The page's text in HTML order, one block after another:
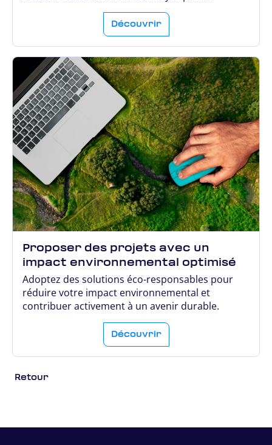
Découvrir
Proposer des projets avec un
impact environnemental optimisé
Adoptez des solutions éco-responsables pour
réduire votre impact environnemental et
contribuer activement à un avenir durable.
Découvrir
Retour